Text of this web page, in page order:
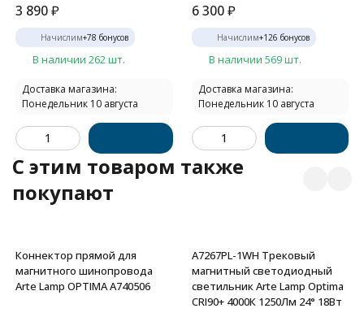
3 890₽
Начислим+78 бонусов
В наличии 262 шт.
Доставка магазина:
Понедельник 10 августа
6 300 ₽
Начислим+126 бонусов
В наличии 569 шт.
Доставка магазина:
Понедельник 10 августа
C этим товаром также
покупают
Коннектор прямой для
магнитного шинопровода
Arte Lamp OPTIMA A740506
A7267PL-1WH Трековый
магнитный светодиодный
светильник Arte Lamp Optima
CRI90+ 4000К 1250Лм 24° 18Вт